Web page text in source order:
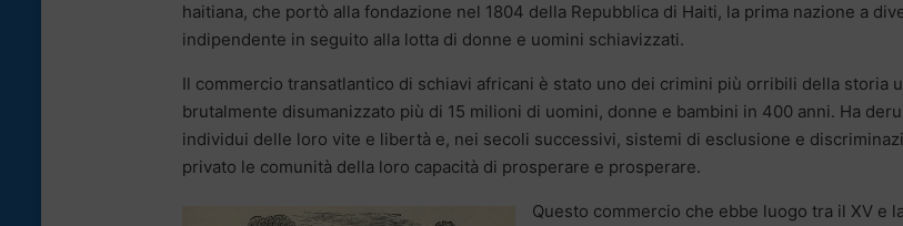
haitiana, che portò alla fondazione nel 1804 della Repubblica di Haiti, la prima nazione a
indipendente in seguito alla lotta di donne e uomini schiavizzati.
Il commercio transatlantico di schiavi africani è stato uno dei crimini più orribili della storia
brutalmente disumanizzato più di 15 milioni di uomini, donne e bambini in 400 anni. Ha
individui delle loro vite e libertà e, nei secoli successivi, sistemi di esclusione e
privato le comunità della loro capacità di prosperare e prosperare.
Questo commercio che ebbe luogo tra il XV e